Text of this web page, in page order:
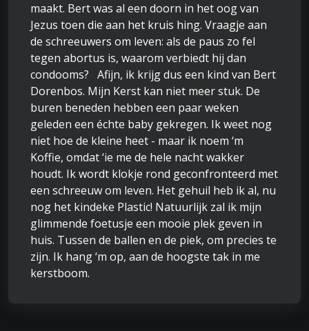
maakt. Bert was al een doorn in het oog van
Jezus toen die aan het kruis hing. Vraagje aan
de schreeuwers om leven: als de paus zo fel
tegen abortus is, waarom verbiedt hij dan
condooms? Afijn, ik krijg dus een kind van Bert
Dorenbos. Mijn Kerst kan niet meer stuk. De
buren beneden hebben een paar weken
geleden een échte baby gekregen. Ik weet nog
niet hoe de kleine heet - maar ik noem ‘m
Koffie, omdat ‘ie me de hele nacht wakker
houdt. Ik wordt klokje rond geconfronteerd met
een schreeuw om leven. Het gehuil heb ik al, nu
nog het kindeke Plastic! Natuurlijk zal ik mijn
glimmende foetusje een mooie plek geven in
huis. Tussen de ballen en de piek, om precies te
zijn. Ik hang ‘m op, aan de hoogste tak in me
kerstboom.